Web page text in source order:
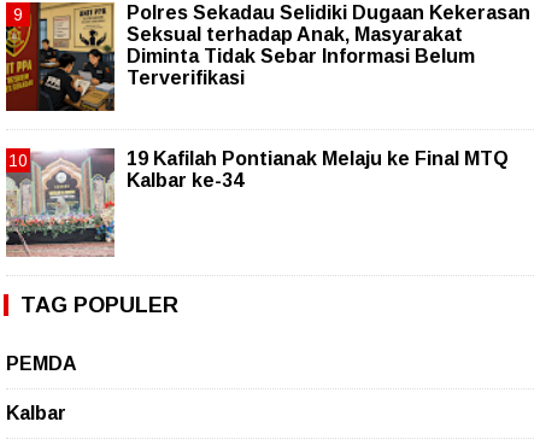
Polres Sekadau Selidiki Dugaan Kekerasan
Seksual terhadap Anak, Masyarakat
Diminta Tidak Sebar Informasi Belum
Terverifikasi
19 Kafilah Pontianak Melaju ke Final MTQ
Kalbar ke-34
TAG POPULER
PEMDA
Kalbar